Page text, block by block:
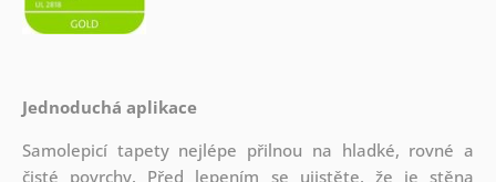
Jednoduchá aplikace
Samolepicí tapety nejlépe přilnou na hladké, rovné a
čisté povrchy. Před lepením se ujistěte, že je stěna